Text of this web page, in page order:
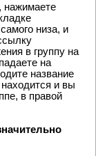
нажимаете
низа, и
в группу на
на
название
и вы
в правой